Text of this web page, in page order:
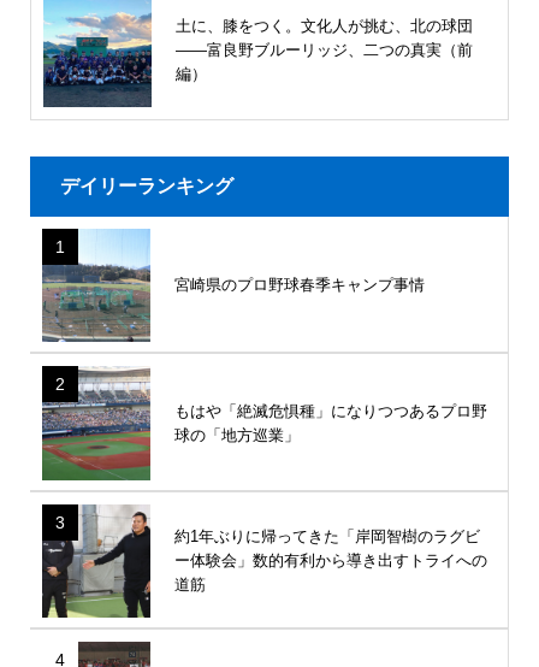
土に、膝をつく。文化人が挑む、北の球団
――富良野ブルーリッジ、二つの真実（前
編）
デイリーランキング
1
宮崎県のプロ野球春季キャンプ事情
2
もはや「絶滅危惧種」になりつつあるプロ野
球の「地方巡業」
3
約1年ぶりに帰ってきた「岸岡智樹のラグビ
ー体験会」数的有利から導き出すトライへの
道筋
4